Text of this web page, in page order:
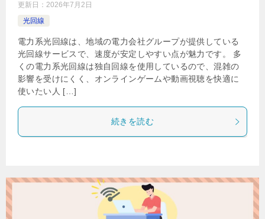
更新日： 2026年7月2日
光回線
電力系光回線は、地域の電力会社グループが提供している
光回線サービスで、速度が安定しやすい点が魅力です。 多
くの電力系光回線は独自回線を使用しているので、混雑の
影響を受けにくく、オンラインゲームや動画視聴を快適に
使いたい人 […]
続きを読む